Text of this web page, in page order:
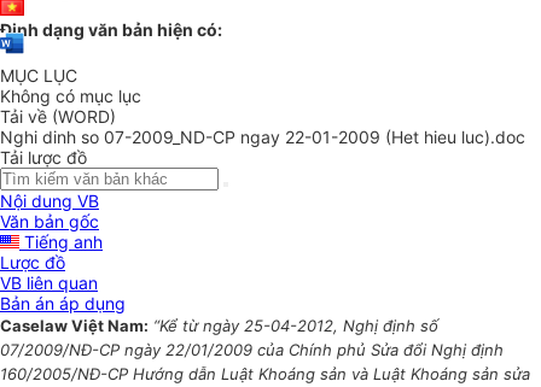
Định dạng văn bản hiện có:
MỤC LỤC
Không có mục lục
Tải về (WORD)
Nghi dinh so 07-2009_ND-CP ngay 22-01-2009 (Het hieu luc).doc
Tải lược đồ
Nội dung VB
Văn bản gốc
Tiếng anh
Lược đồ
VB liên quan
Bản án áp dụng
Caselaw Việt Nam: “Kể từ ngày 25-04-2012, Nghị định số
07/2009/NĐ-CP ngày 22/01/2009 của Chính phủ Sửa đổi Nghị định
160/2005/NĐ-CP Hướng dẫn Luật Khoáng sản và Luật Khoáng sản sửa